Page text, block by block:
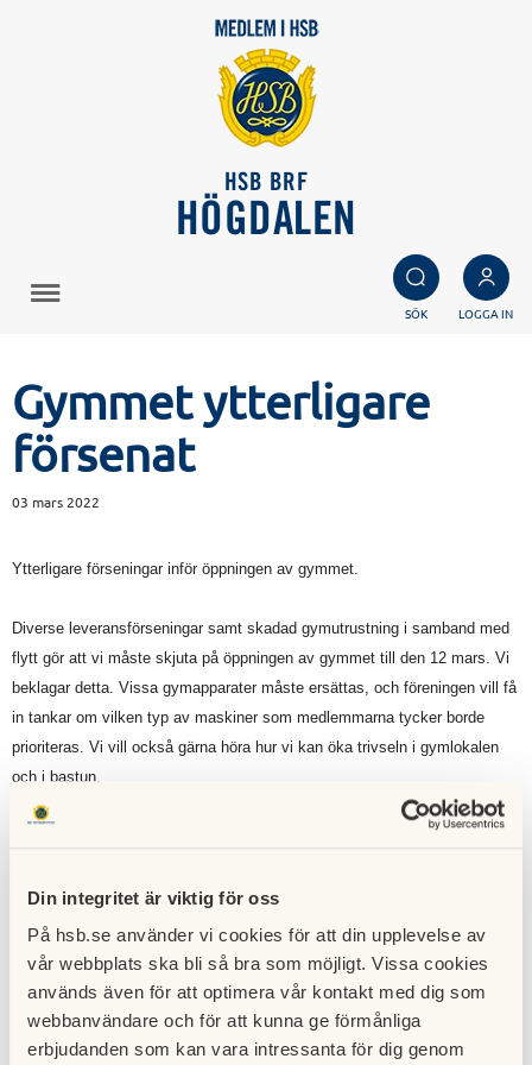
Din integritet är viktig för oss
På hsb.se använder vi cookies för att din upplevelse av
vår webbplats ska bli så bra som möjligt. Vissa cookies
används även för att optimera vår kontakt med dig som
webbanvändare och för att kunna ge förmånliga
erbjudanden som kan vara intressanta för dig genom
HSB BRF
HÖGDALEN
SÖK LOGGA IN
Gymmet ytterligare
försenat
03 mars 2022
Ytterligare förseningar inför öppningen av gymmet.
Diverse leveransförseningar samt skadad gymutrustning i samband med
flytt gör att vi måste skjuta på öppningen av gymmet till den 12 mars. Vi
beklagar detta. Vissa gymapparater måste ersättas, och föreningen vill få
in tankar om vilken typ av maskiner som medlemmarna tycker borde
prioriteras. Vi vill också gärna höra hur vi kan öka trivseln i gymlokalen
och i bastun.
eller lägg en lapp i
Till nyhetslistan
Senast uppdaterad: 2022-03-03